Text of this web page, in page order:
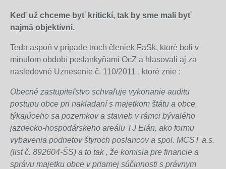
Keď už chceme byť kritickí, tak by sme mali byť
najmä objektívni.
Teda aspoň v prípade troch členiek FaSk, ktoré boli v
minulom období poslankyňami OcZ a hlasovali aj za
nasledovné Uznesenie č. 110/2011 , ktoré znie :
Obecné zastupiteľstvo schvaľuje vykonanie auditu
postupu obce pri nakladaní s majetkom štátu a obce,
týkajúceho sa pozemkov a stavieb v rámci bývalého
jazdecko-hospodárskeho areálu TJ Elán, ako formu
vybavenia podnetov štyroch poslancov a spol. MCST a.s.
(list č. 892604-ŠS) a to tak , že komisia pre financie a
správu majetku obce v priamej súčinnosti s právnym